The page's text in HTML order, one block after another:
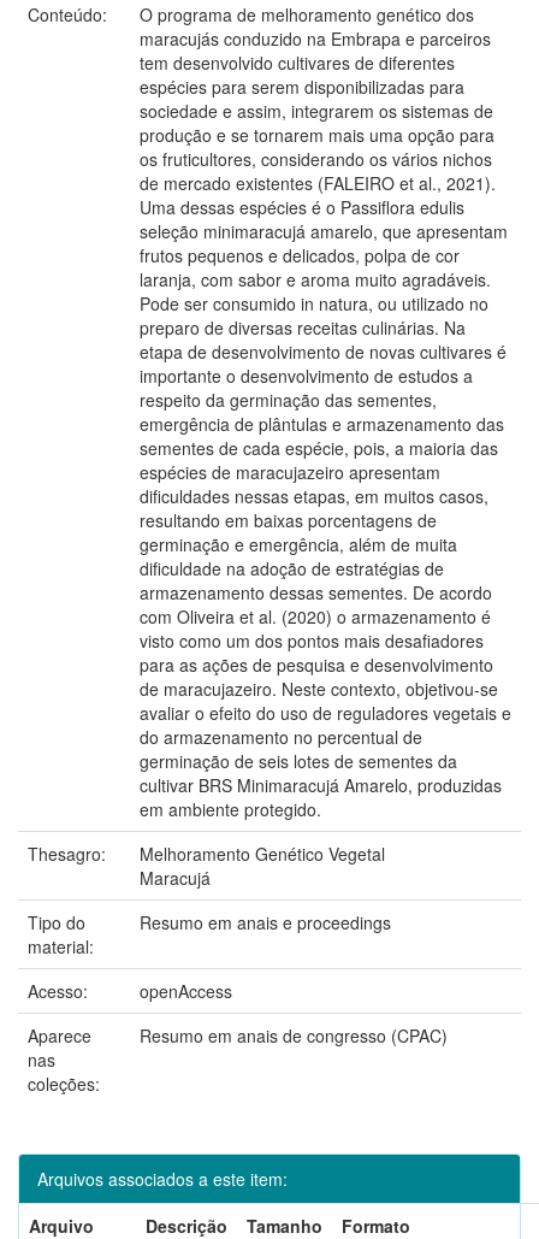
Conteúdo:
O programa de melhoramento genético dos
maracujás conduzido na Embrapa e parceiros
tem desenvolvido cultivares de diferentes
espécies para serem disponibilizadas para
sociedade e assim, integrarem os sistemas de
produção e se tornarem mais uma opção para
os fruticultores, considerando os vários nichos
de mercado existentes (FALEIRO et al., 2021).
Uma dessas espécies é o Passiflora edulis
seleção minimaracujá amarelo, que apresentam
frutos pequenos e delicados, polpa de cor
laranja, com sabor e aroma muito agradáveis.
Pode ser consumido in natura, ou utilizado no
preparo de diversas receitas culinárias. Na
etapa de desenvolvimento de novas cultivares é
importante o desenvolvimento de estudos a
respeito da germinação das sementes,
emergência de plântulas e armazenamento das
sementes de cada espécie, pois, a maioria das
espécies de maracujazeiro apresentam
dificuldades nessas etapas, em muitos casos,
resultando em baixas porcentagens de
germinação e emergência, além de muita
dificuldade na adoção de estratégias de
armazenamento dessas sementes. De acordo
com Oliveira et al. (2020) o armazenamento é
visto como um dos pontos mais desafiadores
para as ações de pesquisa e desenvolvimento
de maracujazeiro. Neste contexto, objetivou-se
avaliar o efeito do uso de reguladores vegetais e
do armazenamento no percentual de
germinação de seis lotes de sementes da
cultivar BRS Minimaracujá Amarelo, produzidas
em ambiente protegido.
Thesagro:
Melhoramento Genético Vegetal
Maracujá
Tipo do
material:
Resumo em anais e proceedings
Acesso:
openAccess
Aparece
nas
coleções:
Resumo em anais de congresso (CPAC)
Arquivos associados a este item:
Arquivo
Descrição Tamanho
Formato